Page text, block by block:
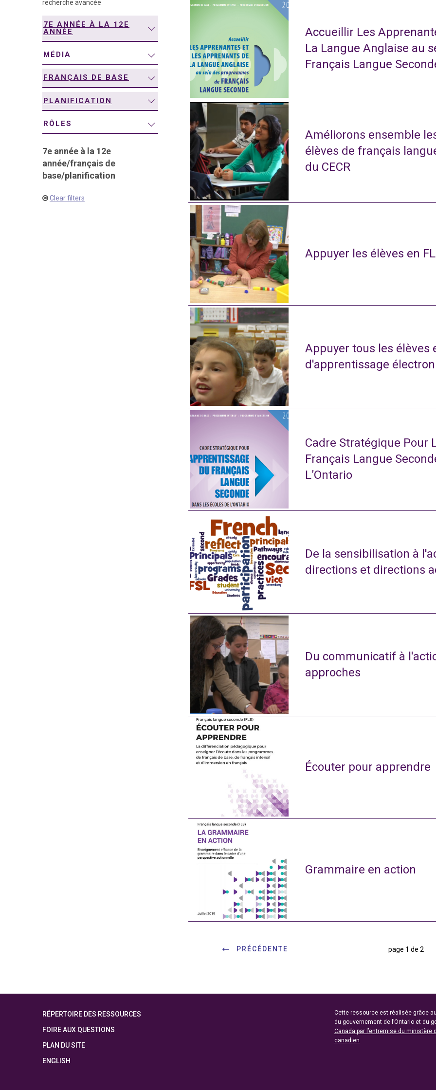
recherche avancée
7E ANNÉE À LA 12E
ANNÉE
MÉDIA
FRANÇAIS DE BASE
PLANIFICATION
RÔLES
7e année à la 12e
année/français de
base/planification
Clear filters
Accueillir Les
La Langue Anglaise au
Français Langue
Améliorons ensemble
élèves de français
du CECR
Appuyer les élèves en
Appuyer tous les élèves
d'apprentissage
Cadre Stratégique Pour
Français Langue
L’Ontario
De la sensibilisation à
directions et directions
Du communicatif à
approches
Écouter pour apprendre
Grammaire en action
PRÉCÉDENTE page 1 de 2
RÉPERTOIRE DES RESSOURCES
FOIRE AUX QUESTIONS
PLAN DU SITE
ENGLISH
Cette ressource est réalisée grâce
du gouvernement de l’Ontario et du
Canada par l’entremise du ministère
canadien